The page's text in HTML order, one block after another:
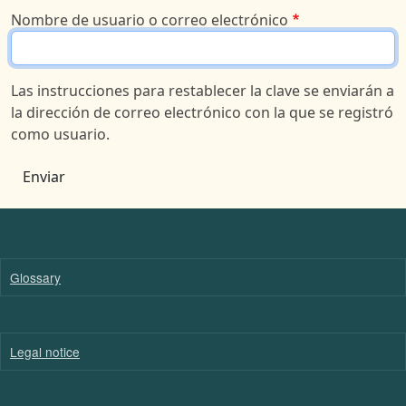
Nombre de usuario o correo electrónico
Las instrucciones para restablecer la clave se enviarán a
la dirección de correo electrónico con la que se registró
como usuario.
Enviar
Glossary
Legal notice